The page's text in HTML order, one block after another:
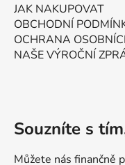
JAK NAKUPOVAT
OBCHODNÍ
OCHRANA
NAŠE VÝROČNÍ
Souzníte s
Můžete nás finančně